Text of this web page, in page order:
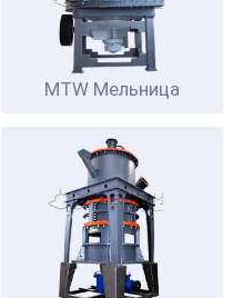
MTW Мельница